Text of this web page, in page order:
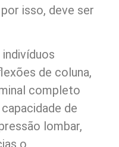
isso, deve ser
de coluna,
completo
de
lombar,
o